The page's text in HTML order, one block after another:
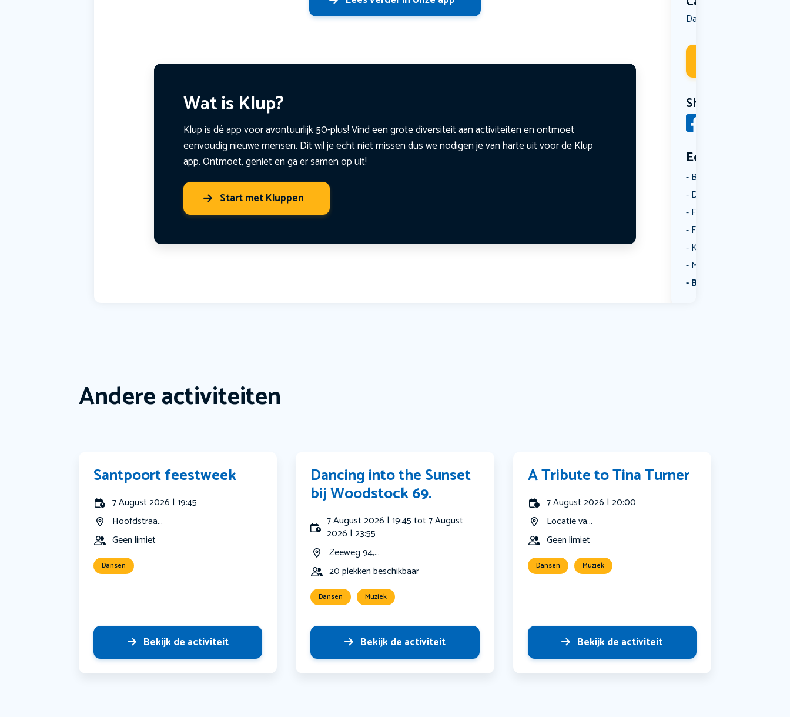
Dansen
Share
Een aantal
Borrelen
Dansen
Fietsen
Film
Kunst & Cultuur
Muziek
Bekijk alle categorieën
Wat is Klup?
Klup is dé app voor avontuurlijk 50-plus! Vind een grote diversiteit aan activiteiten en ontmoet
eenvoudig nieuwe mensen. Dit wil je echt niet missen dus we nodigen je van harte uit voor de Klup
app. Ontmoet, geniet en ga er samen op uit!
Start met Kluppen
Andere activiteiten
Santpoort feestweek
7 August 2026 | 19:45
Hoofdstraa...
Geen limiet
Dansen
Bekijk de activiteit
Dancing into the Sunset
bij Woodstock 69.
7 August 2026 | 19:45 tot 7 August
2026 | 23:55
Zeeweg 94,...
20 plekken beschikbaar
Dansen Muziek
Bekijk de activiteit
A Tribute to Tina Turner
7 August 2026 | 20:00
Locatie va...
Geen limiet
Dansen Muziek
Bekijk de activiteit